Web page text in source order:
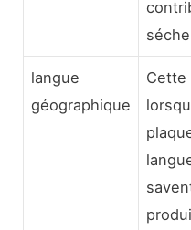
langue
géographique
Cette